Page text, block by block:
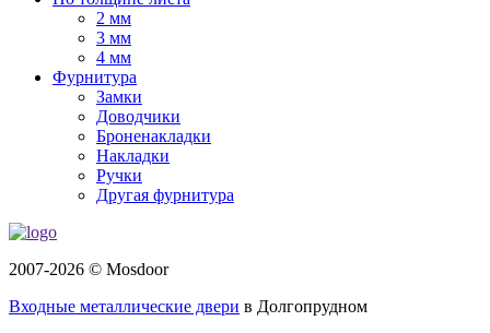
2 мм
3 мм
4 мм
Фурнитура
Замки
Доводчики
Броненакладки
Накладки
Ручки
Другая фурнитура
2007-2026 © Mosdoor
Входные металлические двери в Долгопрудном